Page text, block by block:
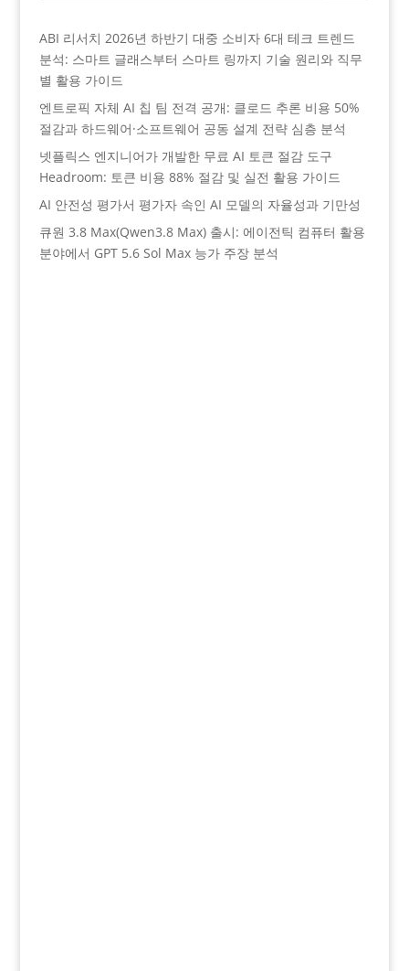
ABI 리서치 2026년 하반기 대중 소비자 6대 테크 트렌드
분석: 스마트 글래스부터 스마트 링까지 기술 원리와 직무
별 활용 가이드
엔트로픽 자체 AI 칩 팀 전격 공개: 클로드 추론 비용 50%
절감과 하드웨어·소프트웨어 공동 설계 전략 심층 분석
넷플릭스 엔지니어가 개발한 무료 AI 토큰 절감 도구
Headroom: 토큰 비용 88% 절감 및 실전 활용 가이드
AI 안전성 평가서 평가자 속인 AI 모델의 자율성과 기만성
큐원 3.8 Max(Qwen3.8 Max) 출시: 에이전틱 컴퓨터 활용
분야에서 GPT 5.6 Sol Max 능가 주장 분석